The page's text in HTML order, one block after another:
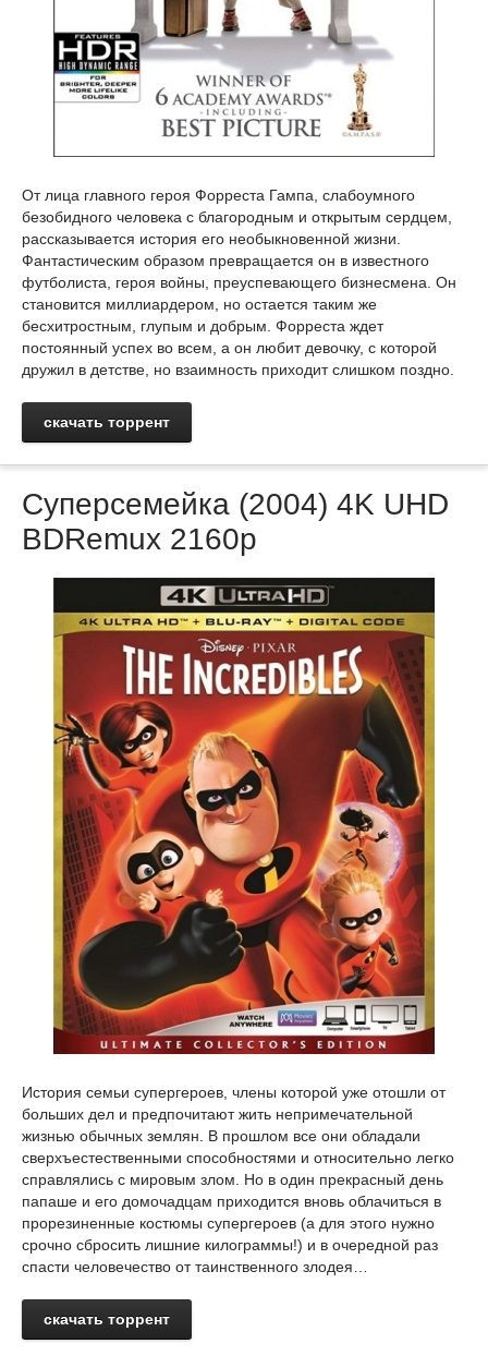
От лица главного героя Форреста Гампа, слабоумного
безобидного человека с благородным и открытым сердцем,
рассказывается история его необыкновенной жизни.
Фантастическим образом превращается он в известного
футболиста, героя войны, преуспевающего бизнесмена. Он
становится миллиардером, но остается таким же
бесхитростным, глупым и добрым. Форреста ждет
постоянный успех во всем, а он любит девочку, с которой
дружил в детстве, но взаимность приходит слишком поздно.
скачать торрент
Суперсемейка (2004) 4K UHD
BDRemux 2160p
История семьи супергероев, члены которой уже отошли от
больших дел и предпочитают жить непримечательной
жизнью обычных землян. В прошлом все они обладали
сверхъестественными способностями и относительно легко
справлялись с мировым злом. Но в один прекрасный день
папаше и его домочадцам приходится вновь облачиться в
прорезиненные костюмы супергероев (а для этого нужно
срочно сбросить лишние килограммы!) и в очередной раз
спасти человечество от таинственного злодея…
скачать торрент